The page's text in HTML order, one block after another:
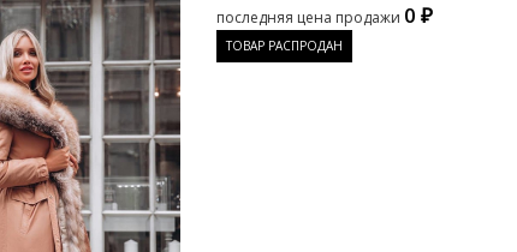
последняя цена продажи 0 ₽
ТОВАР РАСПРОДАН